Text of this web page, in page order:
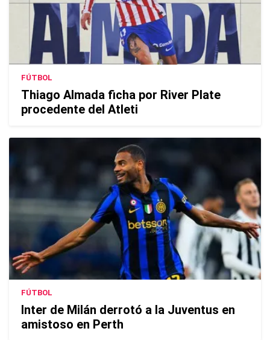
FÚTBOL
Thiago Almada ficha por River Plate
procedente del Atleti
FÚTBOL
Inter de Milán derrotó a la Juventus en
amistoso en Perth